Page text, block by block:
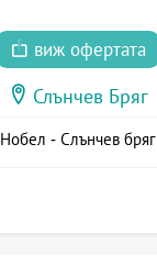
виж офертата
Слънчев Бряг
Нобел - Слънчев бряг